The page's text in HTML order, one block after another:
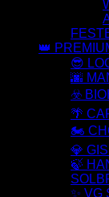
👑
😎
🌆
☣️
🌴
🏍️
💎
🍃
✨ VG